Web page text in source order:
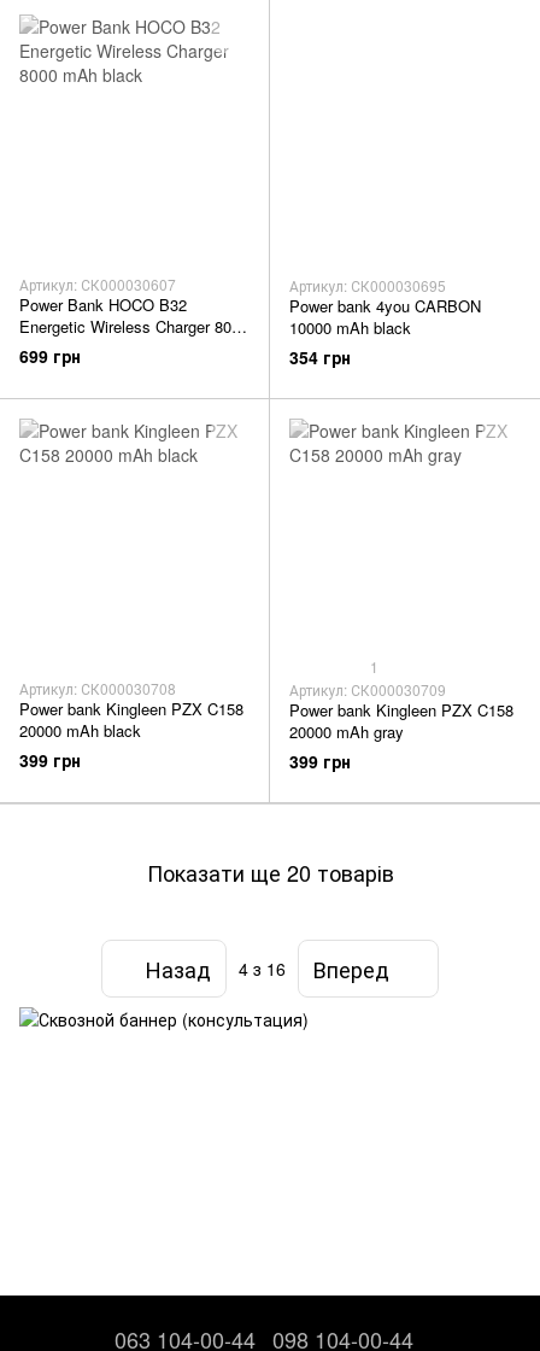
Артикул: СК000030607
Power Bank HOCO B32
Energetic Wireless Charger 8000
mAh black
699 грн
Артикул: СК000030695
Power bank 4you CARBON
10000 mAh black
354 грн
Артикул: СК000030708
Power bank Kingleen PZX C158
20000 mAh black
399 грн
1
Артикул: СК000030709
Power bank Kingleen PZX C158
20000 mAh gray
399 грн
Показати ще 20 товарів
Назад 4 з 16 Вперед
063 104-00-44 098 104-00-44